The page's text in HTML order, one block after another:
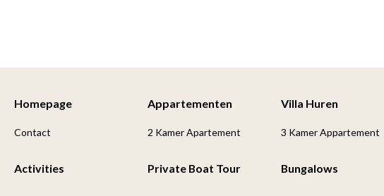
Homepage
Contact
Appartementen
2 Kamer Apartement
Villa Huren
3 Kamer Appartement
Activities Private Boat Tour Bungalows